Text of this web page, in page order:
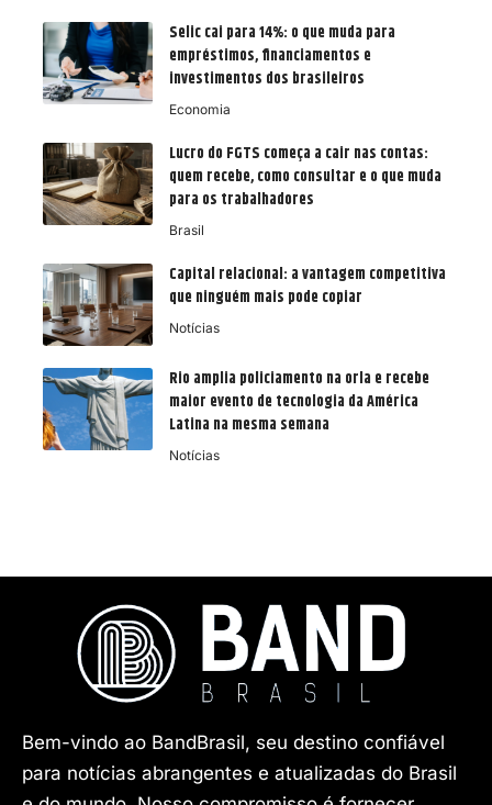
Selic cai para 14%: o que muda para
empréstimos, financiamentos e
investimentos dos brasileiros
Economia
Lucro do FGTS começa a cair nas contas:
quem recebe, como consultar e o que muda
para os trabalhadores
Brasil
Capital relacional: a vantagem competitiva
que ninguém mais pode copiar
Notícias
Rio amplia policiamento na orla e recebe
maior evento de tecnologia da América
Latina na mesma semana
Notícias
Bem-vindo ao BandBrasil, seu destino confiável
para notícias abrangentes e atualizadas do Brasil